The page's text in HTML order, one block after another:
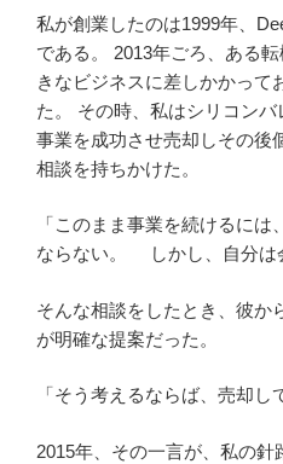
私が創業したのは1999年、
である。 2013年ごろ、ある
きなビジネスに差しかかって
た。 その時、私はシリコン
事業を成功させ売却しその後
相談を持ちかけた。
「このまま事業を続けるに
ならない。 しかし、自分は
そんな相談をしたとき、彼か
が明確な提案だった。
「そう考えるならば、売却し
2015年、その一言が、私の針